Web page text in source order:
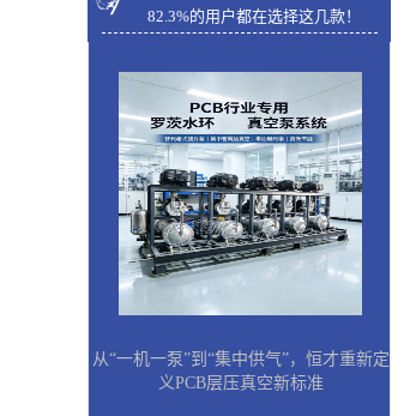
82.3%的用户都在选择这几款！
从“一机一泵”到“集中供气”，恒才重新定
义PCB层压真空新标准